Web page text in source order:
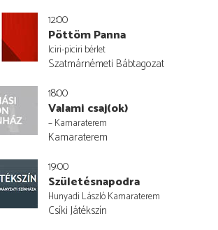
12:00
Pöttöm Panna
Iciri-piciri bérlet
Szatmárnémeti Bábtagozat
18:00
Valami csaj(ok)
– Kamaraterem
Kamaraterem
19:00
Születésnapodra
Hunyadi László Kamaraterem
Csíki Játékszín